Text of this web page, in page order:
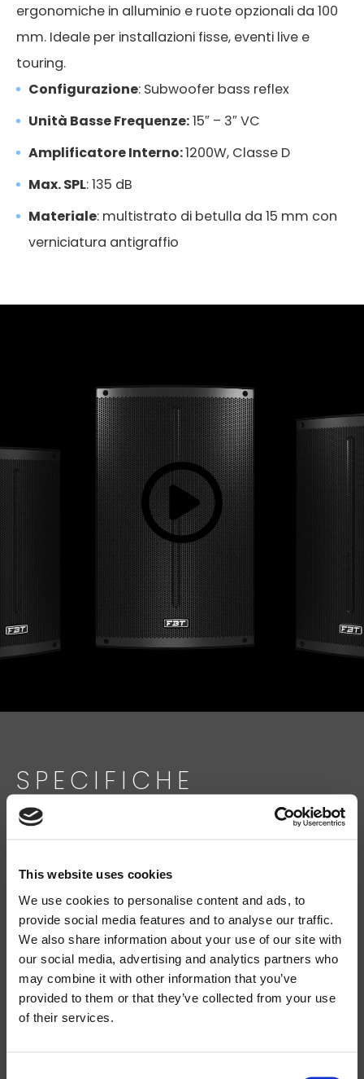
This website uses cookies
We use cookies to personalise content and ads, to
provide social media features and to analyse our traffic.
We also share information about your use of our site with
our social media, advertising and analytics partners who
may combine it with other information that you’ve
provided to them or that they’ve collected from your use
of their services.
Cerca
prodotti:
ergonomiche in alluminio e ruote opzionali da 100
mm. Ideale per installazioni fisse, eventi live e
touring.
Configurazione: Subwoofer bass reflex
Unità Basse Frequenze:15″ – 3″ VC
Amplificatore Interno:1200W, Classe D
Max. SPL: 135 dB
Materiale: multistrato di betulla da 15 mm con
verniciatura antigraffio
SPECIFICHE
TECNICHE
CODE:
44145
CONFIGURATION:
BASS REFLEX
BUILT-IN AMPLIFIER LF/HF: